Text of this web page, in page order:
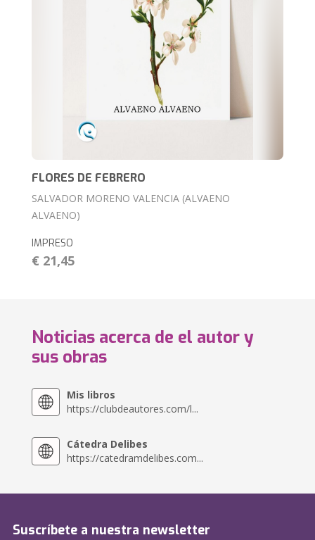
FLORES DE FEBRERO
SALVADOR MORENO VALENCIA (ALVAENO
ALVAENO)
IMPRESO
€ 21,45
Noticias acerca de el autor y
sus obras
Mis libros
https://clubdeautores.com/l...
Cátedra Delibes
https://catedramdelibes.com...
Suscríbete a nuestra newsletter